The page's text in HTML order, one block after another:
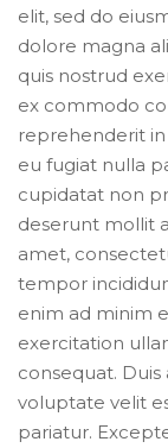
elit, sed do
dolore magna
quis nostrud
ex commodo
reprehenderit
eu fugiat nulla
cupidatat non
deserunt mollit
amet,
tempor
enim ad minim
exercitation
consequat.
voluptate velit
pariatur.